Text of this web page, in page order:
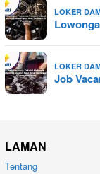
LOKER
LOKER
Job
LAMAN
Tentang